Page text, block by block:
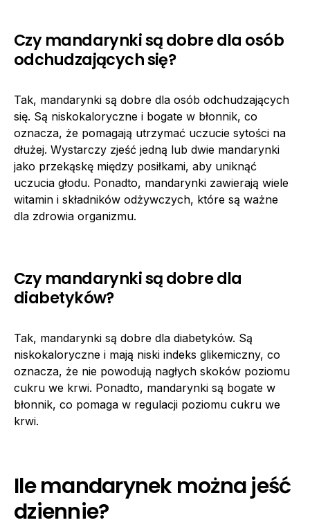
Czy mandarynki są dobre dla osób
odchudzających się?
Tak, mandarynki są dobre dla osób odchudzających
się. Są niskokaloryczne i bogate w błonnik, co
oznacza, że pomagają utrzymać uczucie sytości na
dłużej. Wystarczy zjeść jedną lub dwie mandarynki
jako przekąskę między posiłkami, aby uniknąć
uczucia głodu. Ponadto, mandarynki zawierają wiele
witamin i składników odżywczych, które są ważne
dla zdrowia organizmu.
Czy mandarynki są dobre dla
diabetyków?
Tak, mandarynki są dobre dla diabetyków. Są
niskokaloryczne i mają niski indeks glikemiczny, co
oznacza, że nie powodują nagłych skoków poziomu
cukru we krwi. Ponadto, mandarynki są bogate w
błonnik, co pomaga w regulacji poziomu cukru we
krwi.
Ile mandarynek można jeść
dziennie?